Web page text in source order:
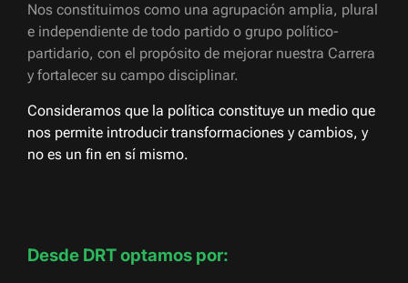
Nos constituimos como una agrupación amplia, plural
e independiente de todo partido o grupo político-
partidario, con el propósito de mejorar nuestra Carrera
y fortalecer su campo disciplinar.
Consideramos que la política constituye un medio que
nos permite introducir transformaciones y cambios, y
no es un fin en sí mismo.
Desde DRT optamos por: